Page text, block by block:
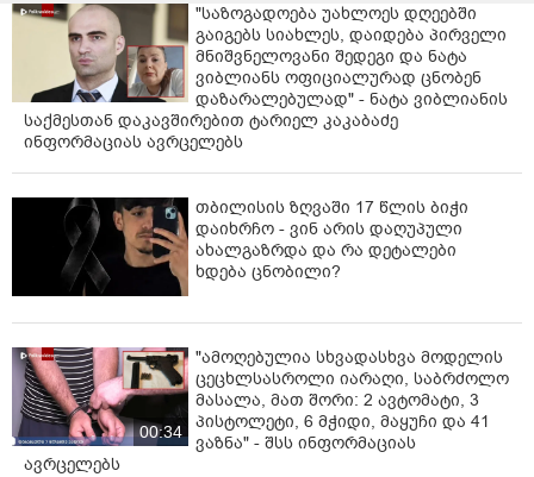
რომელიც ტროტუარზე იმყოფებოდა.
დაშავებული მამაკაცი სასწრაფო სამედიცინო
დახმარების ეკიპაჟმა კლინიკაში გადაიყვანა და ამ
წუთებში, მას შესაბამისი სამედიცინო დახმარება
უტარდება.
წყარო:Info rustavi
"საზოგადოება უახლოეს დღეებში
გაიგებს სიახლეს, დაიდება პირველი
მნიშვნელოვანი შედეგი და ნატა
ვიბლიანს ოფიციალურად ცნობენ
დაზარალებულად" - ნატა ვიბლიანის
საქმესთან დაკავშირებით ტარიელ კაკაბაძე
ინფორმაციას ავრცელებს
თბილისის ზღვაში 17 წლის ბიჭი
დაიხრჩო - ვინ არის დაღუპული
ახალგაზრდა და რა დეტალები
ხდება ცნობილი?
00:34
"ამოღებულია სხვადასხვა მოდელის
ცეცხლსასროლი იარაღი, საბრძოლო
მასალა, მათ შორი: 2 ავტომატი, 3
პისტოლეტი, 6 მჭიდი, მაყუჩი და 41
ვაზნა" - შსს ინფორმაციას
ავრცელებს